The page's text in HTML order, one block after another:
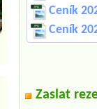
Ceník
Ceník
Zaslat